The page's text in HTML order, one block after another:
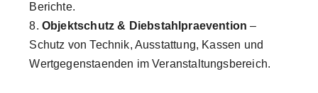
Berichte.
Objektschutz & Diebstahlpraevention –
Schutz von Technik, Ausstattung, Kassen und
Wertgegenstaenden im Veranstaltungsbereich.